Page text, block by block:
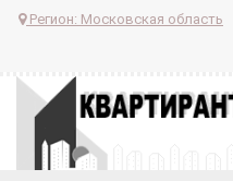
Регион: Московская область